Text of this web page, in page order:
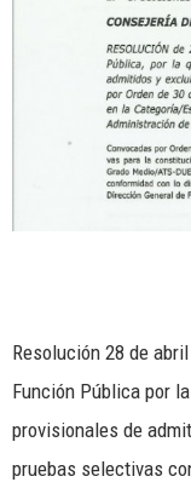
Resolución 28 de
Función Pública por
provisionales de
pruebas selectivas